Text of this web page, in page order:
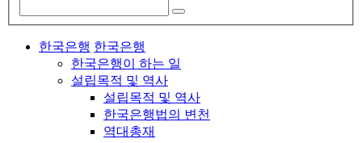
한국은행 한국은행
한국은행이 하는 일
설립목적 및 역사
설립목적 및 역사
한국은행법의 변천
역대총재